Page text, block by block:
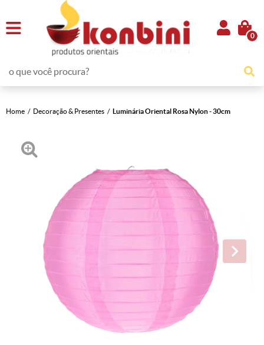
0
Home Decoração & Presentes Luminária Oriental Rosa Nylon - 30cm